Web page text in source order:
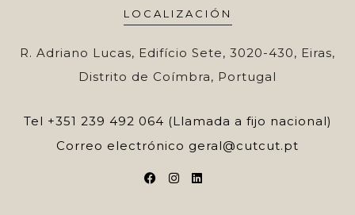
LOCALIZACIÓN
R. Adriano Lucas, Edifício Sete, 3020-430, Eiras,
Distrito de Coímbra, Portugal
Tel +351 239 492 064 (Llamada a fijo nacional)
Correo electrónico geral@cutcut.pt